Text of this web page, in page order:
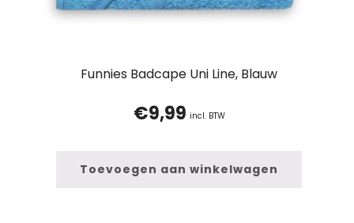
Funnies Badcape Uni Line, Blauw
€9,99 incl. BTW
Toevoegen aan winkelwagen